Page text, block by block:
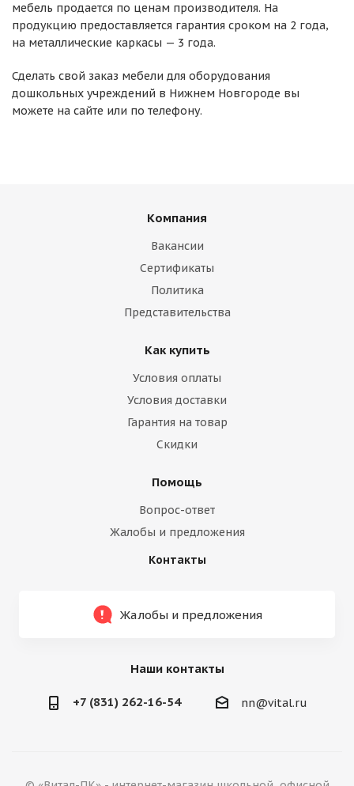
мебель продается по ценам производителя. На
продукцию предоставляется гарантия сроком на 2 года,
на металлические каркасы — 3 года.
Сделать свой заказ мебели для оборудования
дошкольных учреждений в Нижнем Новгороде вы
можете на сайте или по телефону.
Компания
Вакансии
Сертификаты
Политика
Представительства
Как купить
Условия оплаты
Условия доставки
Гарантия на товар
Скидки
Помощь
Вопрос-ответ
Жалобы и предложения
Контакты
Жалобы и предложения
Наши контакты
+7 (831) 262-16-54 nn@vital.ru